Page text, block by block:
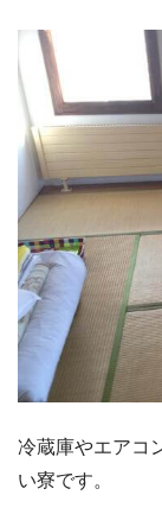
冷蔵庫やエアコ
い寮です。